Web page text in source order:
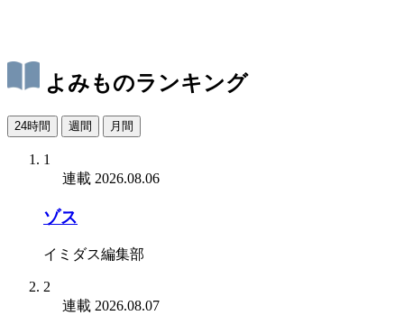
よみものランキング
24時間 週間 月間
1
連載 2026.08.06
ゾス
イミダス編集部
2
連載 2026.08.07